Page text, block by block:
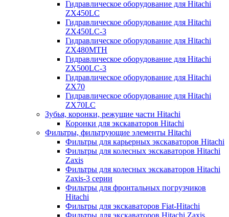
Гидравлическое оборудование для Hitachi
ZX450LC
Гидравлическое оборудование для Hitachi
ZX450LC-3
Гидравлическое оборудование для Hitachi
ZX480MTH
Гидравлическое оборудование для Hitachi
ZX500LC-3
Гидравлическое оборудование для Hitachi
ZX70
Гидравлическое оборудование для Hitachi
ZX70LC
Зубья, коронки, режущие части Hitachi
Коронки для экскаваторов Hitachi
Фильтры, фильтрующие элементы Hitachi
Фильтры для карьерных экскаваторов Hitachi
Фильтры для колесных экскаваторов Hitachi
Zaxis
Фильтры для колесных экскаваторов Hitachi
Zaxis-3 серии
Фильтры для фронтальных погрузчиков
Hitachi
Фильтры для экскаваторов Fiat-Hitachi
Фильтры для экскаваторов Hitachi Zaxis